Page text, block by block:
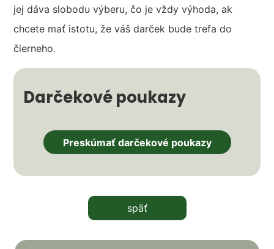
jej dáva slobodu výberu, čo je vždy výhoda, ak
chcete mať istotu, že váš darček bude trefa do
čierneho.
Darčekové poukazy
Preskúmať darčekové poukazy
späť